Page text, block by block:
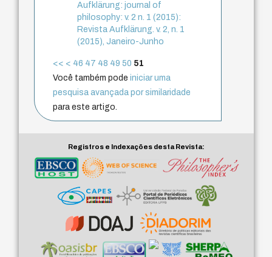
Aufklärung: journal of
philosophy: v. 2 n. 1 (2015):
Revista Aufklärung. v. 2, n. 1
(2015), Janeiro-Junho
<< < 46 47 48 49 50 51
Você também podeiniciar uma
pesquisa avançada por similaridade
para este artigo.
Registros e Indexações desta Revista: